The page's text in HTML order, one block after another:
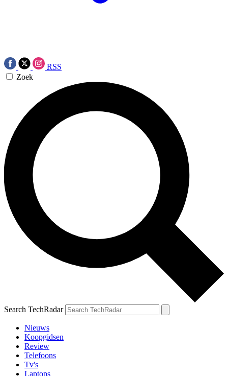
RSS
Zoek
Search TechRadar
Nieuws
Koopgidsen
Review
Telefoons
Tv's
Laptops